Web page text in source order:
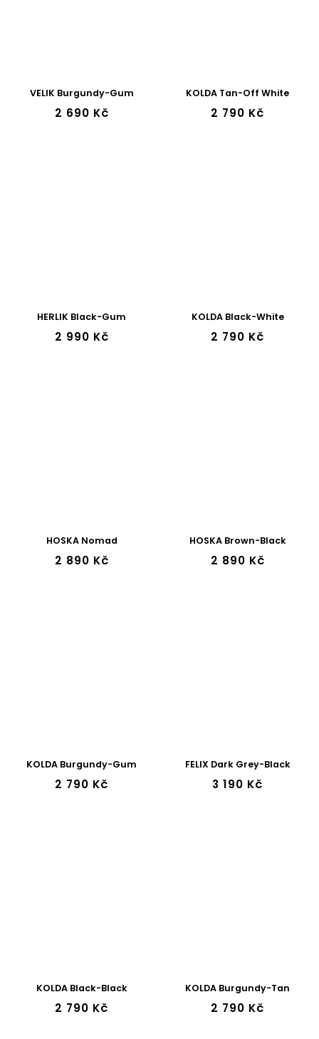
VELIK Burgundy-Gum
2 690 Kč
KOLDA Tan-Off White
2 790 Kč
HERLIK Black-Gum
2 990 Kč
KOLDA Black-White
2 790 Kč
HOSKA Nomad
2 890 Kč
HOSKA Brown-Black
2 890 Kč
KOLDA Burgundy-Gum
2 790 Kč
FELIX Dark Grey-Black
3 190 Kč
KOLDA Black-Black
2 790 Kč
KOLDA Burgundy-Tan
2 790 Kč